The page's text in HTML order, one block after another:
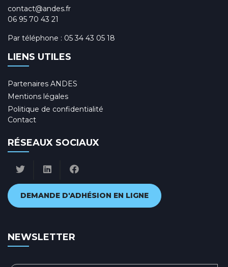
contact@andes.fr
06 95 70 43 21
Par téléphone : 05 34 43 05 18
LIENS UTILES
Partenaires ANDES
Mentions légales
Politique de confidentialité
Contact
RÉSEAUX SOCIAUX
DEMANDE D'ADHÉSION EN LIGNE
NEWSLETTER